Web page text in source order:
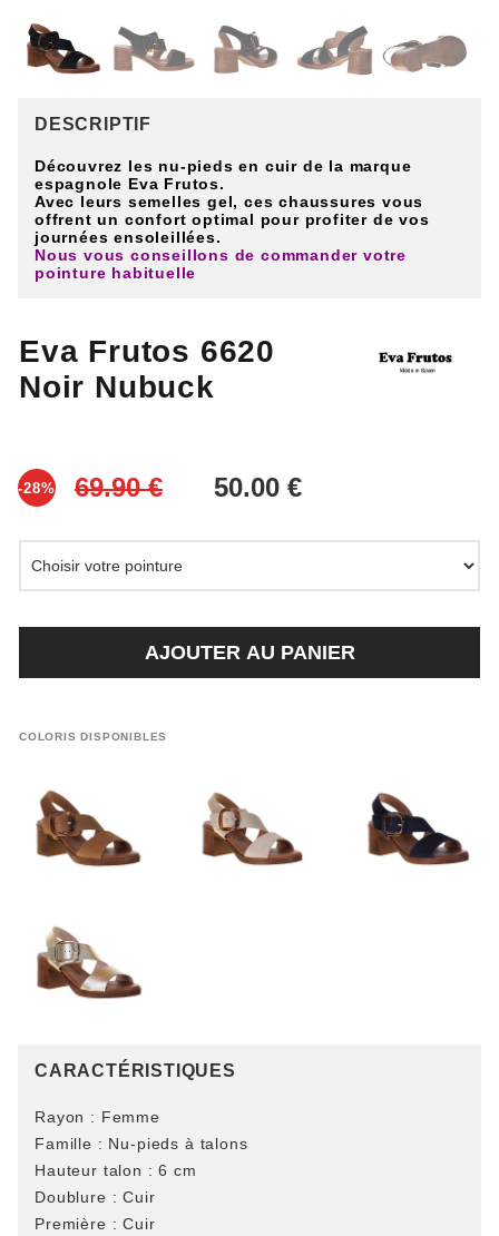
DESCRIPTIF
Découvrez les nu-pieds en cuir de la marque
espagnole Eva Frutos.
Avec leurs semelles gel, ces chaussures vous
offrent un confort optimal pour profiter de vos
journées ensoleillées.
Nous vous conseillons de commander votre
pointure habituelle
Eva Frutos 6620
Noir Nubuck
-28%
AJOUTER AU PANIER
COLORIS DISPONIBLES
CARACTÉRISTIQUES
Rayon : Femme
Famille : Nu-pieds à talons
Hauteur talon : 6 cm
Doublure : Cuir
Première : Cuir